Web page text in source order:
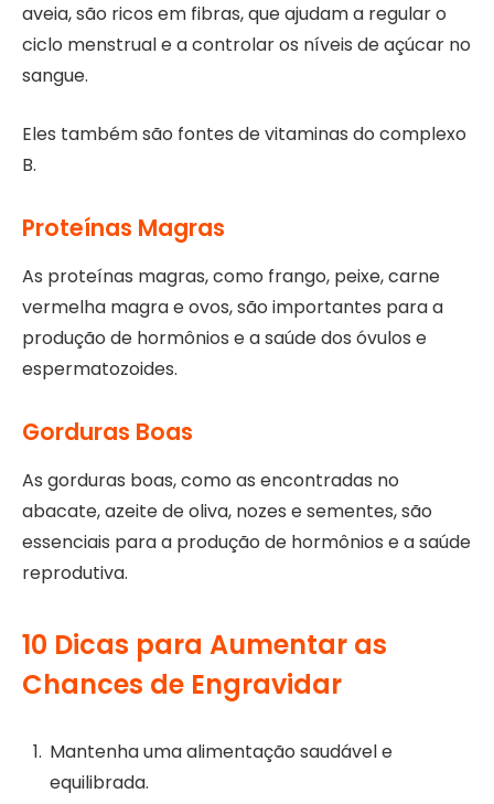
aveia, são ricos em fibras, que ajudam a regular o
ciclo menstrual e a controlar os níveis de açúcar no
sangue.
Eles também são fontes de vitaminas do complexo
B.
Proteínas Magras
As proteínas magras, como frango, peixe, carne
vermelha magra e ovos, são importantes para a
produção de hormônios e a saúde dos óvulos e
espermatozoides.
Gorduras Boas
As gorduras boas, como as encontradas no
abacate, azeite de oliva, nozes e sementes, são
essenciais para a produção de hormônios e a saúde
reprodutiva.
10 Dicas para Aumentar as
Chances de Engravidar
Mantenha uma alimentação saudável e
equilibrada.